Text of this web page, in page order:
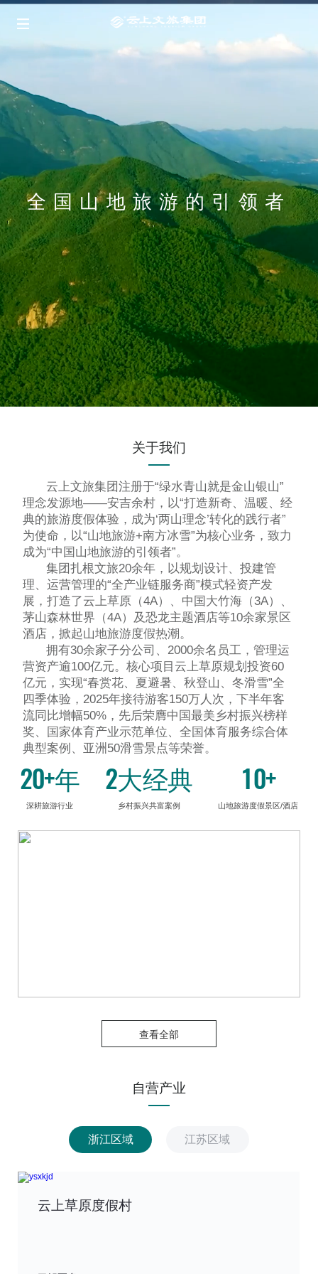
全国山地旅游的引领者
关于我们
云上文旅集团注册于“绿水青山就是金山银山”
理念发源地——安吉余村，以“打造新奇、温暖、经
典的旅游度假体验，成为‘两山理念’转化的践行者”
为使命，以“山地旅游+南方冰雪”为核心业务，致力
成为“中国山地旅游的引领者”。
集团扎根文旅20余年，以规划设计、投建管
理、运营管理的“全产业链服务商”模式轻资产发
展，打造了云上草原（4A）、中国大竹海（3A）、
茅山森林世界（4A）及恐龙主题酒店等10余家景区
酒店，掀起山地旅游度假热潮。
拥有30余家子分公司、2000余名员工，管理运
营资产逾100亿元。核心项目云上草原规划投资60
亿元，实现“春赏花、夏避暑、秋登山、冬滑雪”全
四季体验，2025年接待游客150万人次，下半年客
流同比增幅50%，先后荣膺中国最美乡村振兴榜样
奖、国家体育产业示范单位、全国体育服务综合体
典型案例、亚洲50滑雪景点等荣誉。
20+年
深耕旅游行业
2大经典
乡村振兴共富案例
10+
山地旅游度假景区/酒店
查看全部
自营产业
浙江区域 江苏区域
云上草原度假村